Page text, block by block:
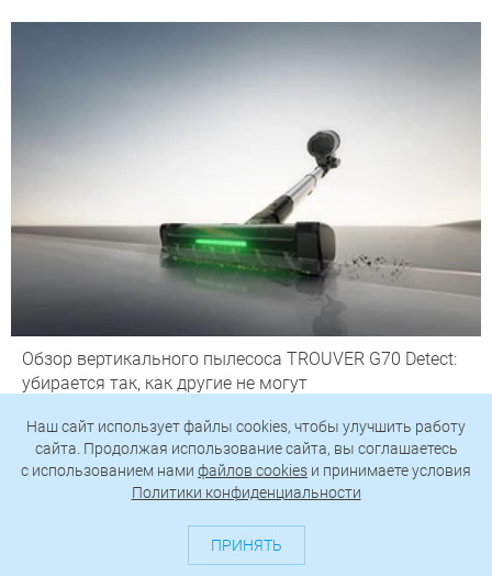
Обзор вертикального пылесоса TROUVER G70 Detect:
убирается так, как другие не могут
Наш сайт использует файлы cookies, чтобы улучшить работу
сайта. Продолжая использование сайта, вы соглашаетесь
c использованием нами файлов cookies и принимаете условия
Политики конфиденциальности
ПРИНЯТЬ